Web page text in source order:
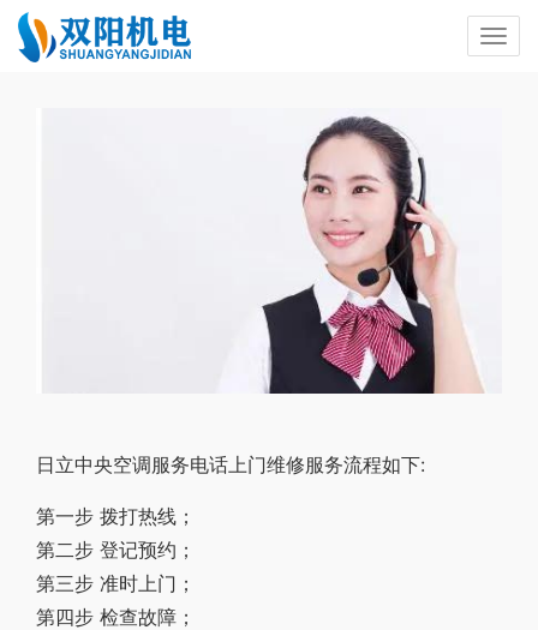
日立中央空调服务电话上门维修服务流程如下:
第一步 拨打热线；
第二步 登记预约；
第三步 准时上门；
第四步 检查故障；